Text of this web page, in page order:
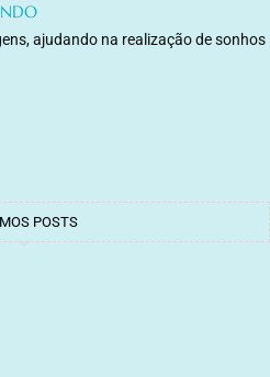
ajudando na realização de sonhos
POSTS